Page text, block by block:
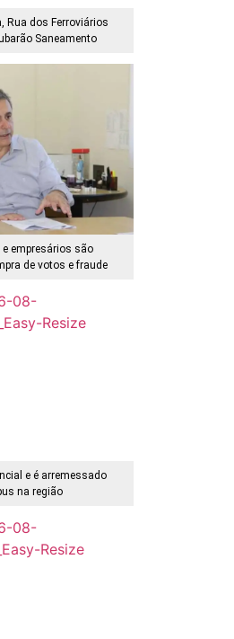
Rua dos Ferroviários
Saneamento
e empresários são
de votos e fraude
e é arremessado
na região